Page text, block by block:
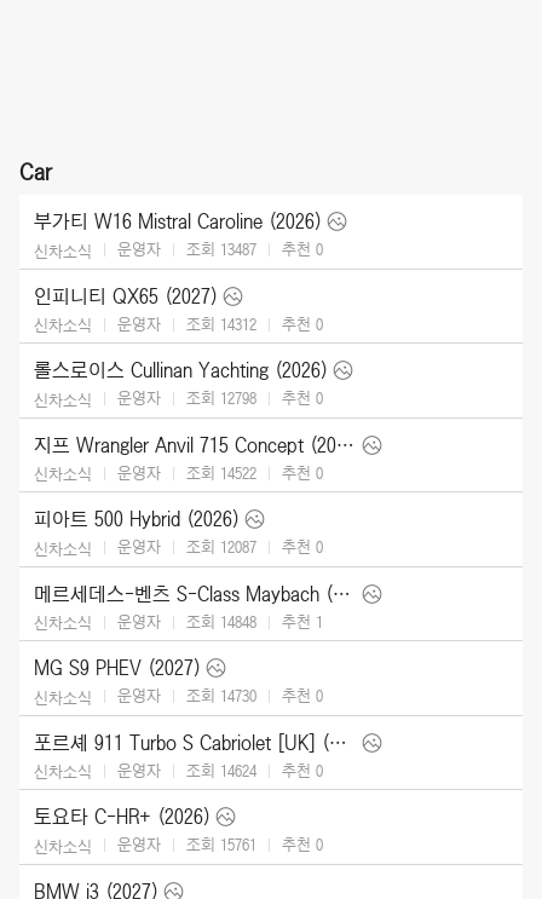
Car
부가티 W16 Mistral Caroline (2026)
신차소식 운영자 조회 13487 추천 0
인피니티 QX65 (2027)
신차소식 운영자 조회 14312 추천 0
롤스로이스 Cullinan Yachting (2026)
신차소식 운영자 조회 12798 추천 0
지프 Wrangler Anvil 715 Concept (2026)
신차소식 운영자 조회 14522 추천 0
피아트 500 Hybrid (2026)
신차소식 운영자 조회 12087 추천 0
메르세데스-벤츠 S-Class Maybach (2027)
신차소식 운영자 조회 14848 추천 1
MG S9 PHEV (2027)
신차소식 운영자 조회 14730 추천 0
포르셰 911 Turbo S Cabriolet [UK] (2026)
신차소식 운영자 조회 14624 추천 0
토요타 C-HR+ (2026)
신차소식 운영자 조회 15761 추천 0
BMW i3 (2027)